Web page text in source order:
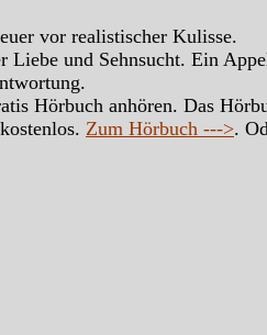
vor realistischer Kulisse.
Liebe und Sehnsucht. Ein
Hörbuch anhören. Das
Zum Hörbuch --->.